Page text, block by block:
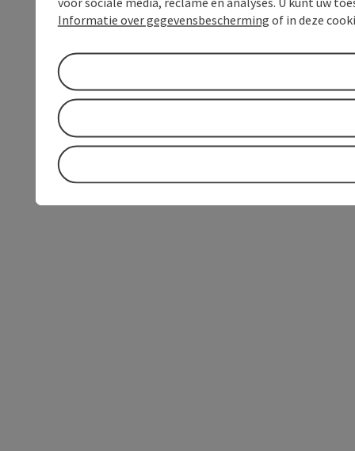
Informatie over gegevensbescherming of in deze